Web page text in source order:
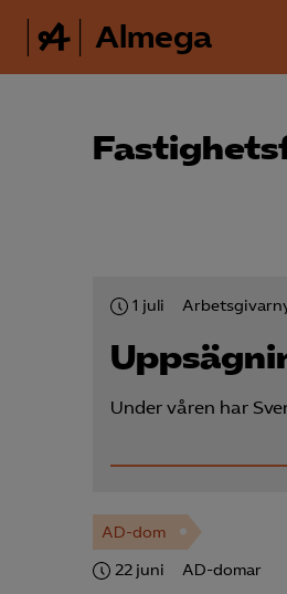
Almega
1 juli
Under våren har
AD-dom
22 juni AD-domar